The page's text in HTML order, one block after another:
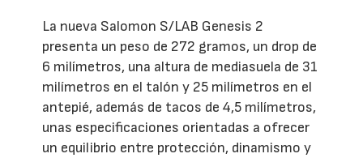
La nueva Salomon S/LAB Genesis 2
presenta un peso de 272 gramos, un drop de
6 milímetros, una altura de mediasuela de 31
milímetros en el talón y 25 milímetros en el
antepié, además de tacos de 4,5 milímetros,
unas especificaciones orientadas a ofrecer
un equilibrio entre protección, dinamismo y